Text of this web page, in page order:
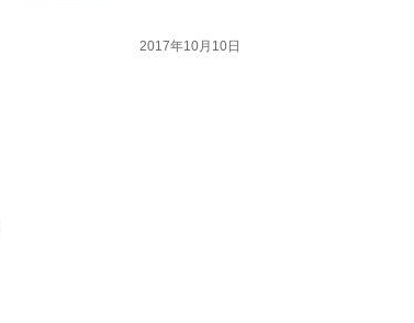
2017年10月10日